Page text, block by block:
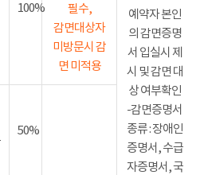
필수,
감면대상자
미방문시 감
면 미적용
예약자 본인
의 감면증명
서 입실시 제
시 및 감면 대
상 여부확인
-감면증명서
종류 : 장애인
증명서, 수급
자증명서, 국
100%
50%